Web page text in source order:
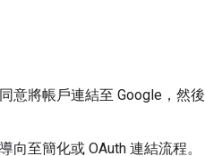
意將帳戶連結至 Google，然後
至簡化或 OAuth 連結流程。